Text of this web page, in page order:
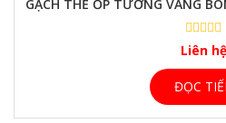
GẠCH THẺ ỐP TƯỜNG VÀNG
Liên hệ
ĐỌC